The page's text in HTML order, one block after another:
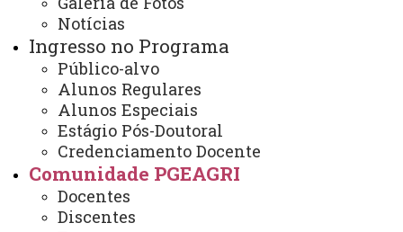
Notícias
Ingresso no Programa
Público-alvo
Alunos Regulares
Alunos Especiais
Estágio Pós-Doutoral
Credenciamento Docente
Comunidade PGEAGRI
Docentes
Discentes
Egressos
O PGEAGRI completou em 2022, 25 anos de
existência. Os primeiros Mestres obtiveram o título em
1998. Desde então, o PGEAGRI proporcionou mais de